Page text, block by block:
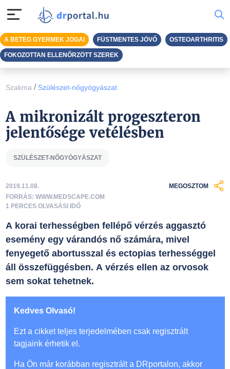
Szakma / Szülészet-nőgyógyászat
A mikronizált progeszteron
jelentősége vetélésben
SZÜLÉSZET-NŐGYÓGYÁSZAT
2019.11.08.
FORRÁS: WWW.MEDSCAPE.COM
1 PERCES OLVASÁSI IDŐ
MEGOSZTOM
A korai terhességben fellépő vérzés aggasztó
esemény egy várandós nő számára, mivel
fenyegető abortusszal és ectopias terhességgel
áll összefüggésben. A vérzés ellen az orvosok
sem sokat tehetnek.
Kedves Olvasó!
Ezt a cikket teljes terjedelmében csak regisztrált
tagjaink érhetik el.
Ha Ön már korábban regisztrált a DRportalon, akkor
A BETEG GYERMEK JOGAI FÜSTMENTES JÖVŐ OSTEOARTHRITIS
FOKOZOTTAN ELLENŐRZÖTT SZEREK